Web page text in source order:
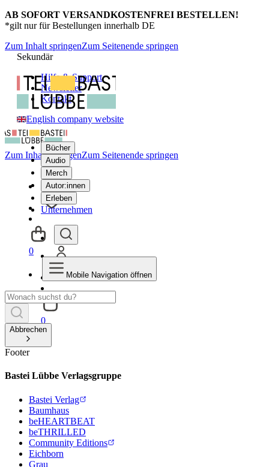
AB SOFORT VERSANDKOSTENFREI BESTELLEN!
*gilt nur für Bestellungen innerhalb DE
Zum Inhalt springenZum Seitenende springen
Sekundär
Hilfe & Support
Newsletter
Kontakt
English company website
Bücher
Audio
Merch
Autor:innen
Erleben
Unternehmen
0
Zum Inhalt springenZum Seitenende springen
0
Mobile Navigation öffnen
Abbrechen
Footer
Bastei Lübbe Verlagsgruppe
Bastei Verlag
Baumhaus
beHEARTBEAT
beTHRILLED
Community Editions
Eichborn
Grau